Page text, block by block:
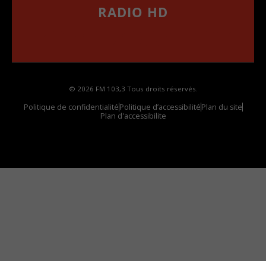
RADIO HD
© 2026 FM 103,3 Tous droits réservés.
Politique de confidentialitéPolitique d’accessibilitéPlan du site
Plan d'accessibilite